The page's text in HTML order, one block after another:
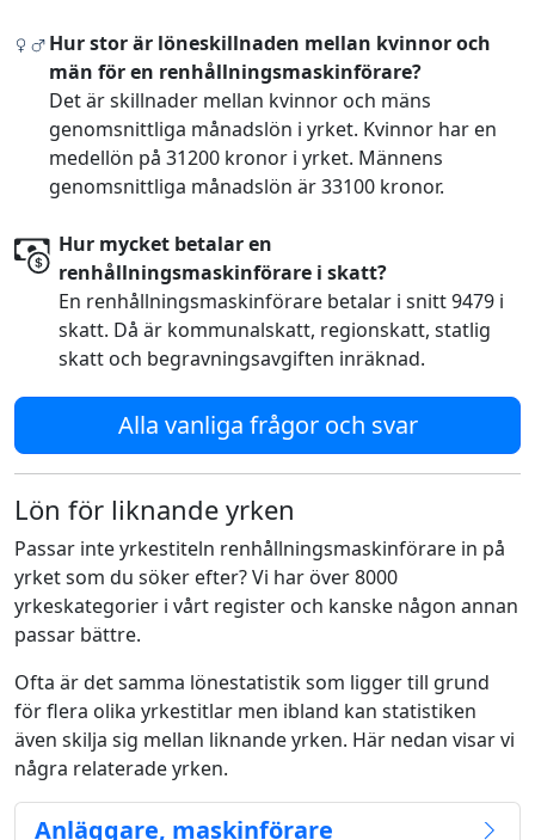
Hur stor är löneskillnaden mellan kvinnor och
män för en renhållningsmaskinförare?
Det är skillnader mellan kvinnor och mäns
genomsnittliga månadslön i yrket. Kvinnor har en
medellön på 31200 kronor i yrket. Männens
genomsnittliga månadslön är 33100 kronor.
Hur mycket betalar en
renhållningsmaskinförare i skatt?
En renhållningsmaskinförare betalar i snitt 9479 i
skatt. Då är kommunalskatt, regionskatt, statlig
skatt och begravningsavgiften inräknad.
Alla vanliga frågor och svar
Lön för liknande yrken
Passar inte yrkestiteln renhållningsmaskinförare in på
yrket som du söker efter? Vi har över 8000
yrkeskategorier i vårt register och kanske någon annan
passar bättre.
Ofta är det samma lönestatistik som ligger till grund
för flera olika yrkestitlar men ibland kan statistiken
även skilja sig mellan liknande yrken. Här nedan visar vi
några relaterade yrken.
Anläggare, maskinförare